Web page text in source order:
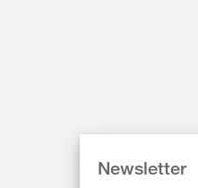
Newsletter